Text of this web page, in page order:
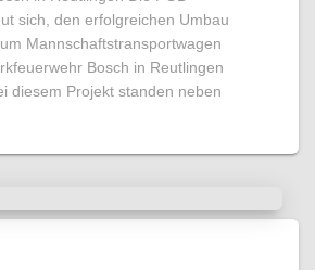
sich, den erfolgreichen Umbau
Mannschaftstransportwagen
Bosch in Reutlingen
diesem Projekt standen neben